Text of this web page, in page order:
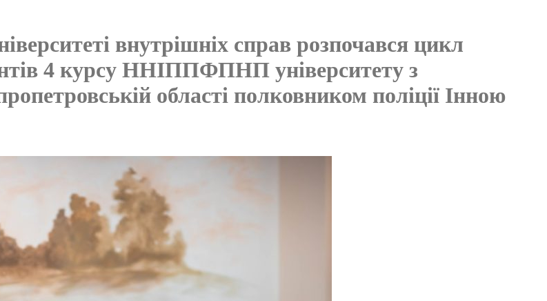
внутрішніх справ розпочався цикл
4 курсу ННІППФПНП університету з
області полковником поліції Інною